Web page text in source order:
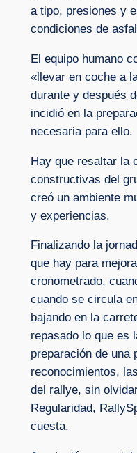
a tipo, presiones y
condiciones de
El equipo humano
«llevar en coche a
durante y después
incidió en la
necesaria para ello.
Hay que resaltar la
constructivas del
creó un ambiente
y experiencias.
Finalizando la
que hay para
cronometrado,
cuando se circula
bajando en la
repasado lo que es
preparación de una
reconocimientos,
del rallye, sin
Regularidad,
cuesta.